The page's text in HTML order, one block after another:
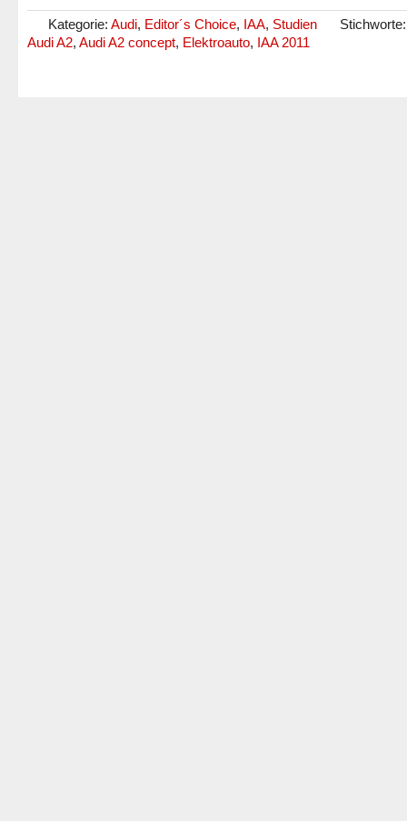
Kategorie: Audi, Editor´s Choice, IAA, Studien
Audi A2, Audi A2 concept, Elektroauto, IAA 2011